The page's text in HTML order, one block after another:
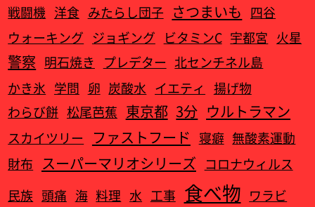
戦闘機 洋食 みたらし団子 さつまいも 四谷
ウォーキング ジョギング ビタミンC 宇都宮 火星
警察 明石焼き プレデター 北センチネル島
かき氷 学問 卵 炭酸水 イエティ
揚げ物
わらび餅 松尾芭蕉 東京都 3分 ウルトラマン
スカイツリー ファストフード 寝癖 無酸素運動
財布 スーパーマリオシリーズ コロナウィルス
民族 頭痛 海 料理 水 工事 食べ物 ワラビ